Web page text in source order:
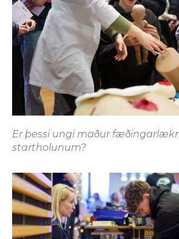
Er þessi ungi maður
startholunum?